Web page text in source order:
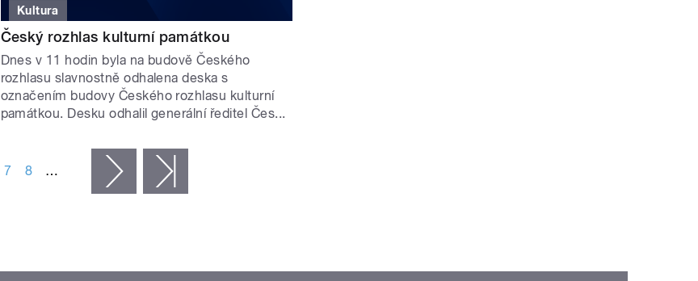
Kultura
Český rozhlas kulturní památkou
Dnes v 11 hodin byla na budově Českého
rozhlasu slavnostně odhalena deska s
označením budovy Českého rozhlasu kulturní
památkou. Desku odhalil generální ředitel Čes...
7 8 … následující ›